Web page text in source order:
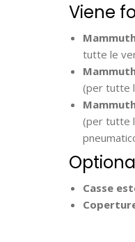
Viene
tutte le
(per tutte
(per tutte
Casse